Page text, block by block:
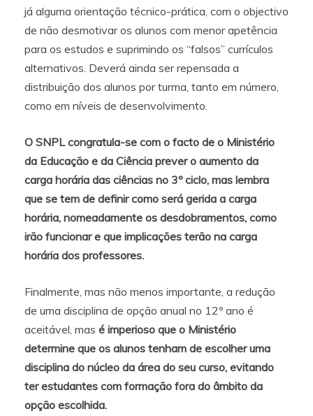
já alguma orientação técnico-prática, com o objectivo
de não desmotivar os alunos com menor apetência
para os estudos e suprimindo os “falsos” currículos
alternativos. Deverá ainda ser repensada a
distribuição dos alunos por turma, tanto em número,
como em níveis de desenvolvimento.
O SNPL congratula-se com o facto de o Ministério
da Educação e da Ciência prever o aumento da
carga horária das ciências no 3º ciclo, mas lembra
que se tem de definir como será gerida a carga
horária, nomeadamente os desdobramentos, como
irão funcionar e que implicações terão na carga
horária dos professores.
Finalmente, mas não menos importante, a redução
de uma disciplina de opção anual no 12º ano é
aceitável, mas é imperioso que o Ministério
determine que os alunos tenham de escolher uma
disciplina do núcleo da área do seu curso, evitando
ter estudantes com formação fora do âmbito da
opção escolhida.